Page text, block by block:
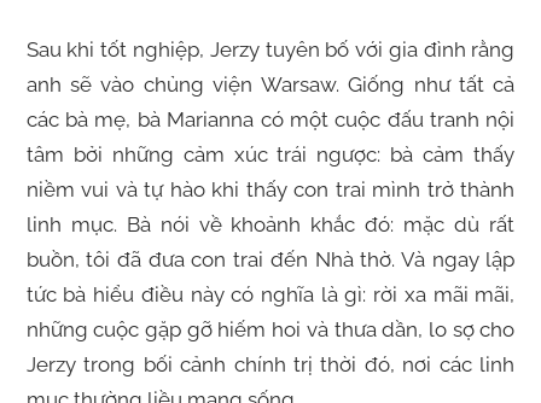
Sau khi tốt nghiệp, Jerzy tuyên bố với gia đình rằng
anh sẽ vào chủng viện Warsaw. Giống như tất cả
các bà mẹ, bà Marianna có một cuộc đấu tranh nội
tâm bởi những cảm xúc trái ngược: bà cảm thấy
niềm vui và tự hào khi thấy con trai mình trở thành
linh mục. Bà nói về khoảnh khắc đó: mặc dù rất
buồn, tôi đã đưa con trai đến Nhà thờ. Và ngay lập
tức bà hiểu điều này có nghĩa là gì: rời xa mãi mãi,
những cuộc gặp gỡ hiếm hoi và thưa dần, lo sợ cho
Jerzy trong bối cảnh chính trị thời đó, nơi các linh